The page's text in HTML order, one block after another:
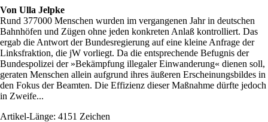
Von Ulla Jelpke
Rund 377000 Menschen wurden im vergangenen Jahr in deutschen
Bahnhöfen und Zügen ohne jeden konkreten Anlaß kontrolliert. Das
ergab die Antwort der Bundesregierung auf eine kleine Anfrage der
Linksfraktion, die jW vorliegt. Da die entsprechende Befugnis der
Bundespolizei der »Bekämpfung illegaler Einwanderung« dienen soll,
geraten Menschen allein aufgrund ihres äußeren Erscheinungsbildes in
den Fokus der Beamten. Die Effizienz dieser Maßnahme dürfte jedoch
in Zweife...
Artikel-Länge: 4151 Zeichen